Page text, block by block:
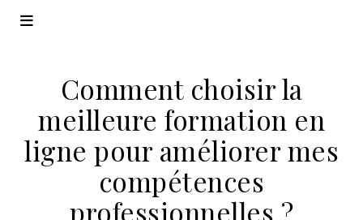
Comment choisir la
meilleure formation en
ligne pour améliorer mes
compétences
professionnelles ?